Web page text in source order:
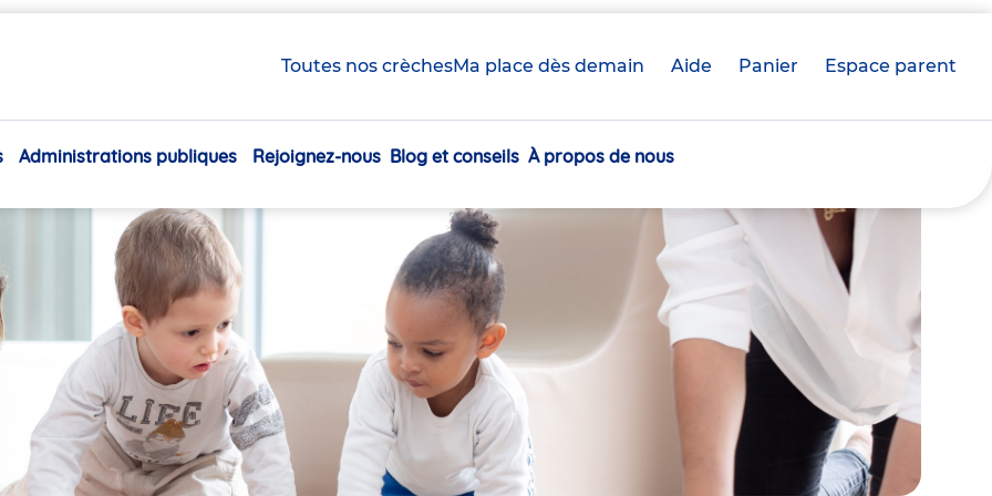
Toutes nos crèchesMa place dès demain Aide Panier crèche(s)
Espace parent
Navigation
Administrations publiques Rejoignez-nous Blog et conseils À propos de nous